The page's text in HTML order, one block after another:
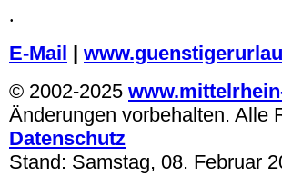
.
E-Mail |
© 2002-2025
Änderungen vorbehalten. Alle
Datenschutz
Stand: Samstag, 08. Februar